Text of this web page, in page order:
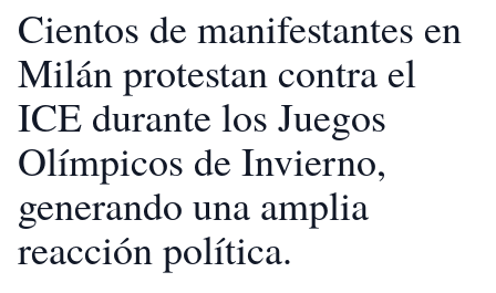
Cientos de manifestantes en
Milán protestan contra el
ICE durante los Juegos
Olímpicos de Invierno,
generando una amplia
reacción política.